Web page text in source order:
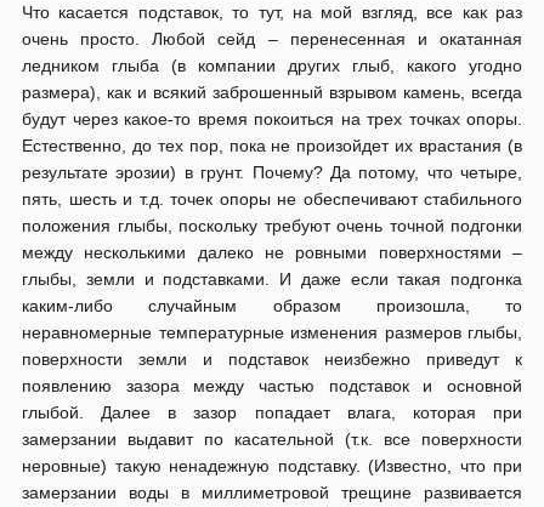
Что касается подставок, то тут, на мой взгляд, все как раз
очень просто. Любой сейд – перенесенная и окатанная
ледником глыба (в компании других глыб, какого угодно
размера), как и всякий заброшенный взрывом камень, всегда
будут через какое-то время покоиться на трех точках опоры.
Естественно, до тех пор, пока не произойдет их врастания (в
результате эрозии) в грунт. Почему? Да потому, что четыре,
пять, шесть и т.д. точек опоры не обеспечивают стабильного
положения глыбы, поскольку требуют очень точной подгонки
между несколькими далеко не ровными поверхностями –
глыбы, земли и подставками. И даже если такая подгонка
каким-либо случайным образом произошла, то
неравномерные температурные изменения размеров глыбы,
поверхности земли и подставок неизбежно приведут к
появлению зазора между частью подставок и основной
глыбой. Далее в зазор попадает влага, которая при
замерзании выдавит по касательной (т.к. все поверхности
неровные) такую ненадежную подставку. (Известно, что при
замерзании воды в миллиметровой трещине развивается